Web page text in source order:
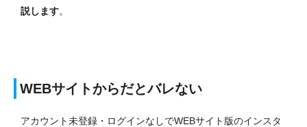
説します。
WEBサイトからだとバレない
アカウント未登録・ログインなしでWEBサイト版のインスタ